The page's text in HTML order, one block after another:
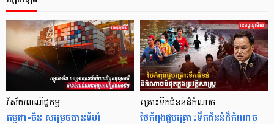
វិស័យពាណិជ្ជកម្ម
កម្ពុជា-ចិន សម្រេចបានទំហំ
គ្រោះទឹកជំនន់ដ៏កំណាច
ថៃកំពុងជួបគ្រោះទឹកជំនន់ដ៏កំណាច